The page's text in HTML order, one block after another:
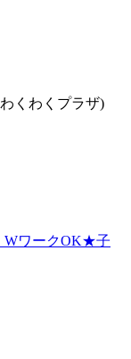
くわくプラザ)
WワークOK★子